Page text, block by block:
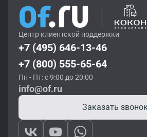
Центр клиентской поддержки
+7 (495) 646-13-46
+7 (800) 555-65-64
Пн - Пт: с 9:00 до 20:00
info@of.ru
Заказать